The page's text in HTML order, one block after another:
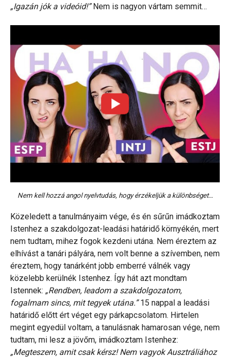
„Igazán jók a videóid!”Nem is nagyon vártam semmit…
Nem kell hozzá angol nyelvtudás, hogy érzékeljük a különbséget…
Közeledett a tanulmányaim vége, és én sűrűn imádkoztam
Istenhez a szakdolgozat-leadási határidő környékén, mert
nem tudtam, mihez fogok kezdeni utána. Nem éreztem az
elhívást a tanári pályára, nem volt benne a szívemben, nem
éreztem, hogy tanárként jobb emberré válnék vagy
közelebb kerülnék Istenhez. Így hát azt mondtam
Istennek: „Rendben, leadom a szakdolgozatom,
fogalmam sincs, mit tegyek utána.”15 nappal a leadási
határidő előtt ért véget egy párkapcsolatom. Hirtelen
megint egyedül voltam, a tanulásnak hamarosan vége, nem
tudtam, mi lesz a jövőm, imádkoztam Istenhez:
„Megteszem, amit csak kérsz! Nem vagyok Ausztráliához